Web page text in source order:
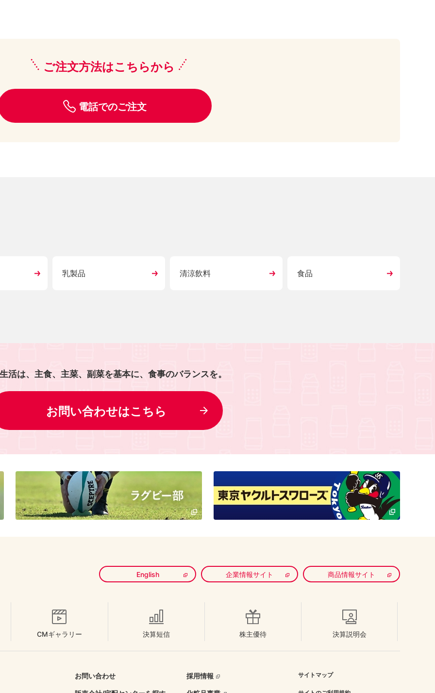
ご注文方法はこちらから
電話でのご注文
乳製品 清涼飲料 食品
活は、主食、主菜、副菜を基本に、食事のバランスを。
お問い合わせはこちら
English 企業情報サイト 商品情報サイト
CMギャラリー 決算短信 株主優待 決算説明会
お問い合わせ 採用情報 サイトマップ